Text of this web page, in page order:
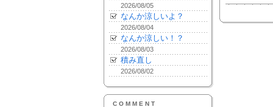
2026/08/05
なんか涼しいよ？
2026/08/04
なんか涼しい！？
2026/08/03
積み直し
2026/08/02
COMMENT